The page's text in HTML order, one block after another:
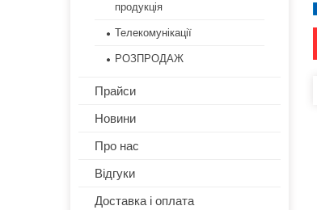
продукція
Телекомунікації
РОЗПРОДАЖ
Прайси
Новини
Про нас
Відгуки
Доставка і оплата